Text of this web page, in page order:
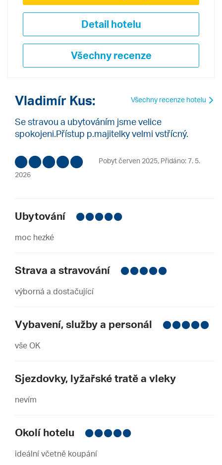
Detail hotelu
Všechny recenze
Všechny recenze hotelu
Vladimír Kus:
Se stravou a ubytováním jsme velice
spokojeni.Přístup p.majitelky velmi vstřícný.
Pobyt červen 2025, Přidáno: 7. 5.
2026
Ubytování
moc hezké
Strava a stravování
výborná a dostačující
Vybavení, služby a personál
vše OK
Sjezdovky, lyžařské tratě a vleky
nevím
Okolí hotelu
ideální včetně koupání